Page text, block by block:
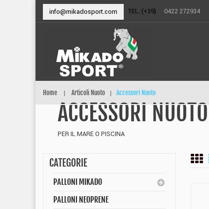
info@mikadosport.com TEL.:(+39) 0422 272934
Home Articoli Nuoto Accessori Nuoto
ACCESSORI NUOTO
PER IL MARE O PISCINA
CATEGORIE
PALLONI MIKADO
PALLONI NEOPRENE